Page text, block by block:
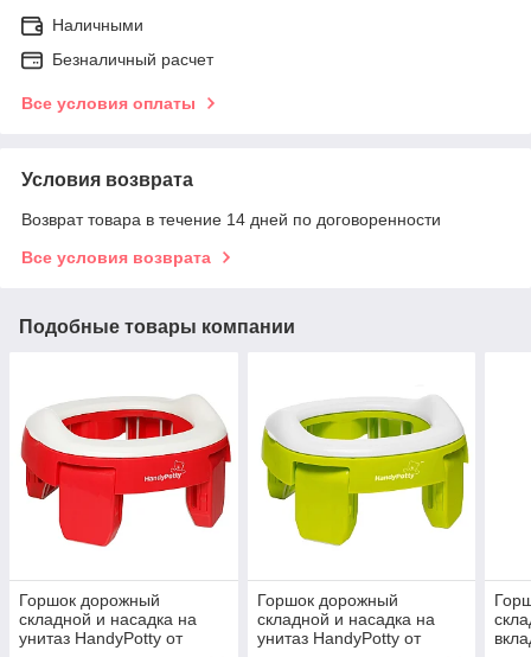
Наличными
Безналичный расчет
Все условия оплаты
Условия возврата
Возврат товара в течение 14 дней по договоренности
Все условия возврата
Подобные товары компании
Горшок дорожный
складной и насадка на
унитаз HandyPotty от
Горшок дорожный
складной и насадка на
унитаз HandyPotty от